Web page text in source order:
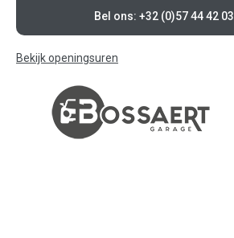
Bel ons: +32 (0)57 44 42 03
Bekijk openingsuren